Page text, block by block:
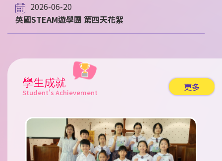
2026-06-20
英國STEAM遊學團 第四天花絮
學生成就
Student's Achievement 更多